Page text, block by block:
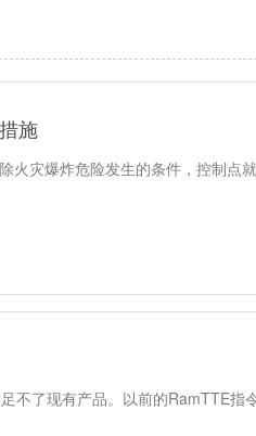
施
火灾爆炸危险发生的条件，控制点
不了现有产品。以前的RamTTE指